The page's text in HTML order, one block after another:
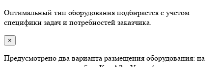
Оптимальный тип оборудования подбирается с учетом
специфики задач и потребностей заказчика.
×
Предусмотрено два варианта размещения оборудования: на